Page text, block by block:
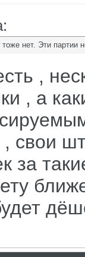
нет. Эти партии
,
, а
, свои
за